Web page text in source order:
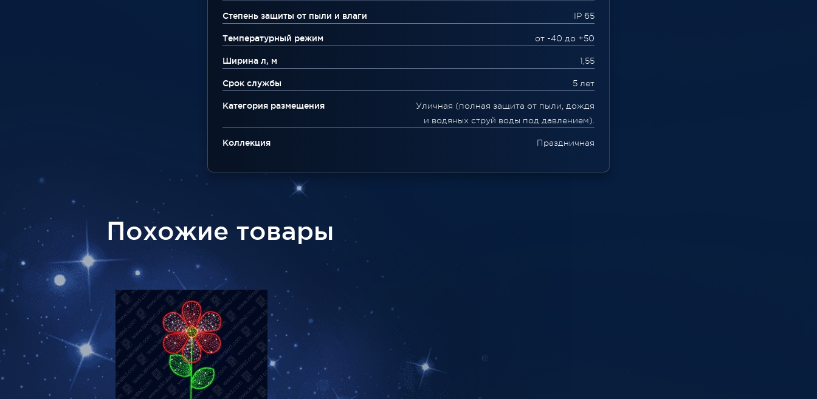
Степень защиты от пыли и влаги IP 65
Температурный режим от -40 до +50
Ширина л, м 1,55
Срок службы 5 лет
Категория размещения
Уличная (полная защита от пыли, дождя
и водяных струй воды под давлением).
Коллекция Праздничная
Похожие товары